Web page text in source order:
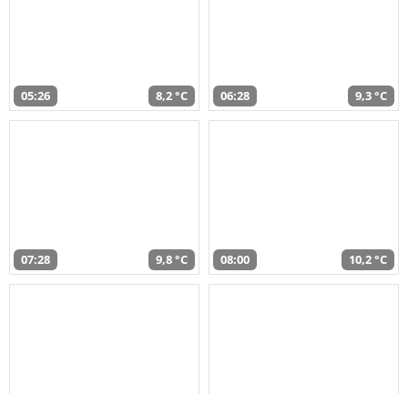
05:26 8,2 °C 06:28 9,3 °C
07:28 9,8 °C 08:00 10,2 °C